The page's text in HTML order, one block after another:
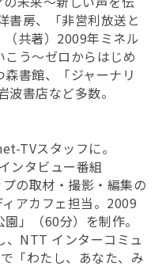
書房、「非営利放送と
共著）2009年ミネル
う～ゼロからはじめ
書館、「ジャーナリ
書店など多数。
TVスタッフに。
ンタビュー番組
の取材・撮影・編集の
アカフェ担当。2009
」（60分）を制作。
、NTT インターコミュ
「わたし、あなた、み